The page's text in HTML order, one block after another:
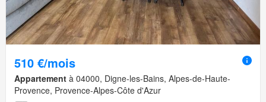
510 €/mois
Appartement à 04000, Digne-les-Bains, Alpes-de-Haute-
Provence, Provence-Alpes-Côte d'Azur